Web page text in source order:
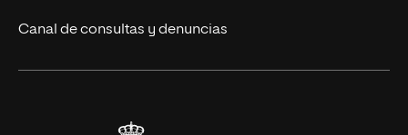
Eventos
Canal de consultas y denuncias